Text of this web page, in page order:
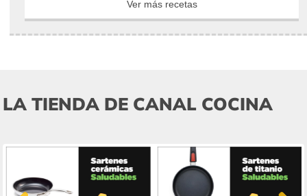
Ver más recetas
LA TIENDA DE CANAL COCINA